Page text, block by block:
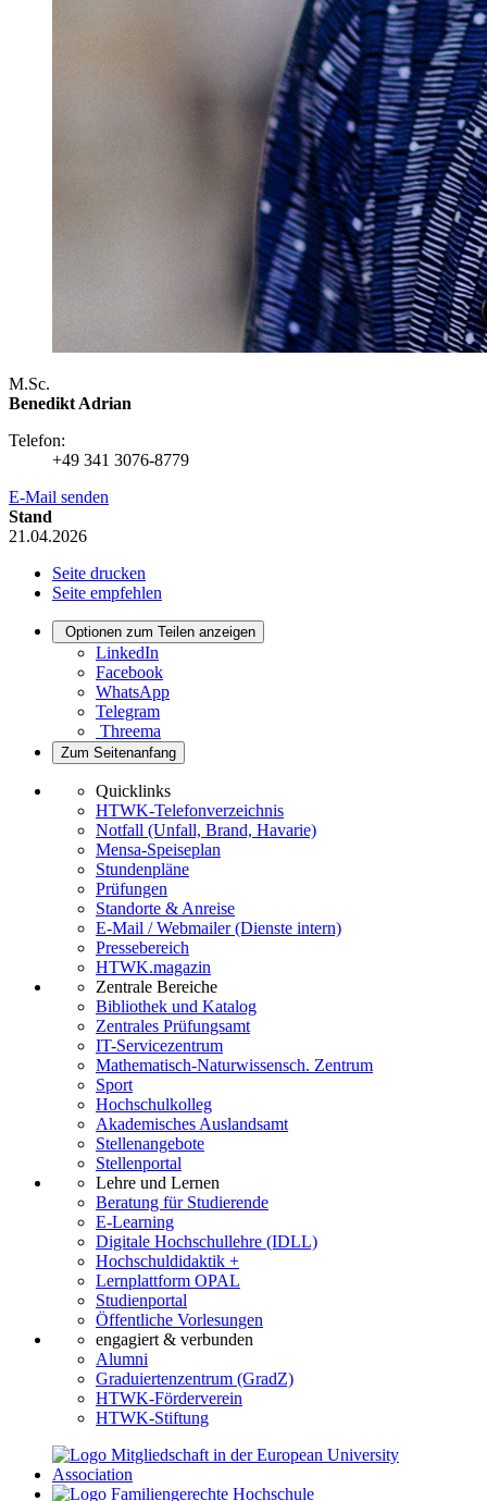
M.Sc.
Benedikt Adrian
Telefon:
+49 341 3076-8779
E-Mail senden
Stand
21.04.2026
Seite drucken
Seite empfehlen
Optionen zum Teilen anzeigen
LinkedIn
Facebook
WhatsApp
Telegram
Threema
Zum Seitenanfang
Quicklinks
HTWK-Telefonverzeichnis
Notfall (Unfall, Brand, Havarie)
Mensa-Speiseplan
Stundenpläne
Prüfungen
Standorte & Anreise
E-Mail / Webmailer (Dienste intern)
Pressebereich
HTWK.magazin
Zentrale Bereiche
Bibliothek und Katalog
Zentrales Prüfungsamt
IT-Servicezentrum
Mathematisch-Naturwissensch. Zentrum
Sport
Hochschulkolleg
Akademisches Auslandsamt
Stellenangebote
Stellenportal
Lehre und Lernen
Beratung für Studierende
E-Learning
Digitale Hochschullehre (IDLL)
Hochschuldidaktik +
Lernplattform OPAL
Studienportal
Öffentliche Vorlesungen
engagiert & verbunden
Alumni
Graduiertenzentrum (GradZ)
HTWK-Förderverein
HTWK-Stiftung